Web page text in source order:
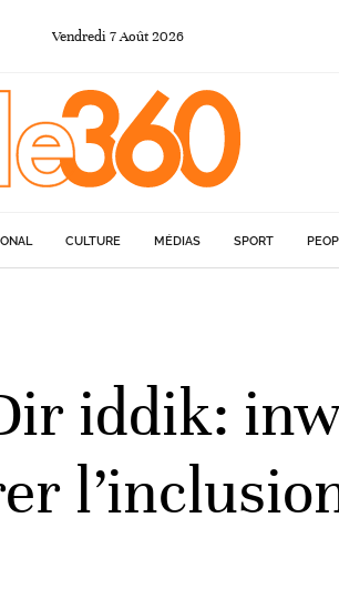
Vendredi 7Août 2026
CULTURE MÉDIAS SPORT
iddik: